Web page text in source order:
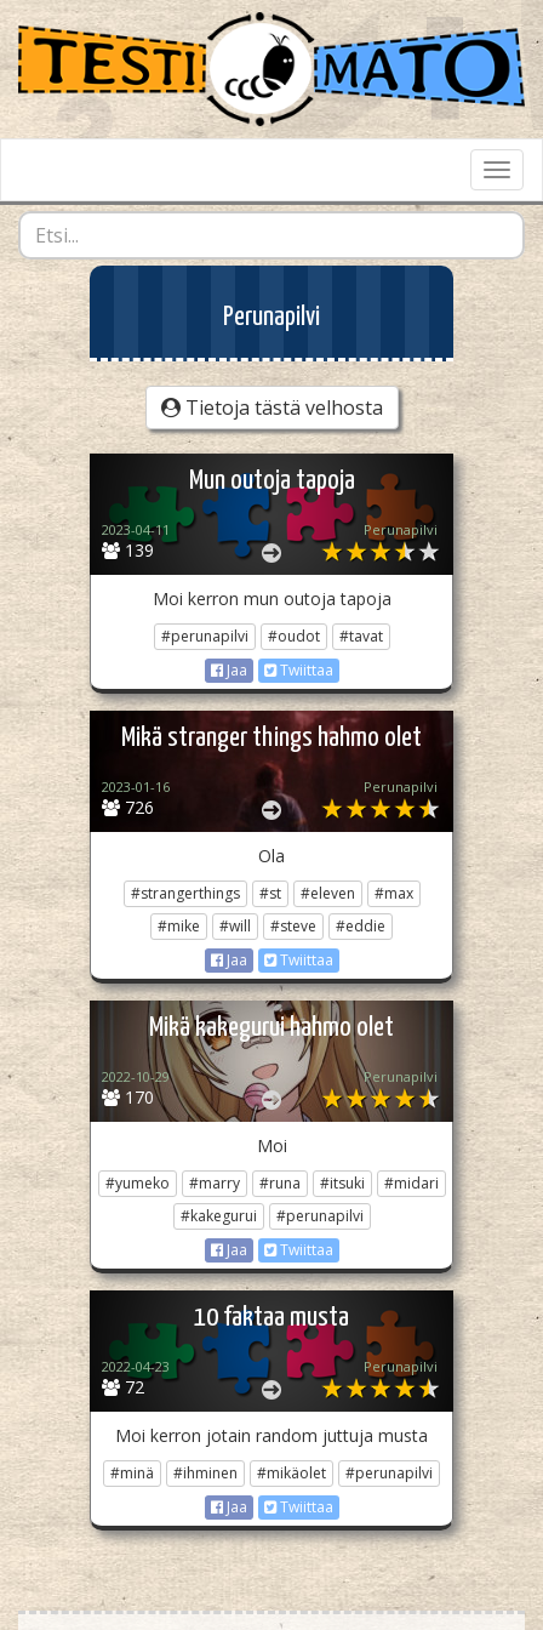
Perunapilvi
Tietoja tästä velhosta
Mun outoja tapoja
139
2023-04-11 Perunapilvi
Moi kerron mun outoja tapoja
#perunapilvi #oudot
#tavat
Jaa
Twiittaa
Mikä stranger things hahmo olet
726
2023-01-16 Perunapilvi
Ola
#strangerthings #st #eleven
#max
#mike
#will #steve
#eddie
Jaa
Twiittaa
Mikä kakegurui hahmo olet
170
2022-10-29 Perunapilvi
Moi
#yumeko #marry #runa #itsuki
#midari
#kakegurui
#perunapilvi
Jaa
Twiittaa
10 faktaa musta
72
2022-04-23 Perunapilvi
Moi kerron jotain random juttuja musta
#minä #ihminen #mikäolet
#perunapilvi
Jaa
Twiittaa